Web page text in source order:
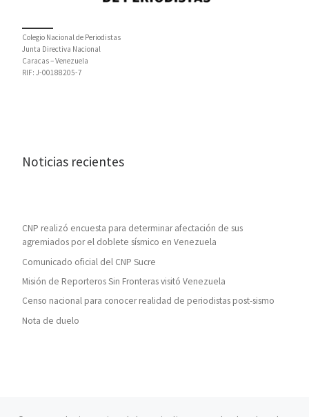
Colegio Nacional de Periodistas
Junta Directiva Nacional
Caracas – Venezuela
RIF: J-00188205-7
Noticias recientes
CNP realizó encuesta para determinar afectación de sus
agremiados por el doblete sísmico en Venezuela
Comunicado oficial del CNP Sucre
Misión de Reporteros Sin Fronteras visitó Venezuela
Censo nacional para conocer realidad de periodistas post-sismo
Nota de duelo